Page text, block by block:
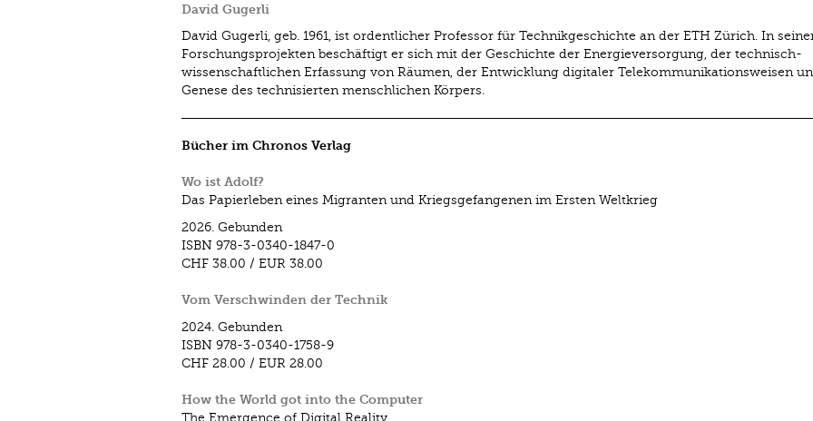
David Gugerli
David Gugerli, geb. 1961, ist ordentlicher Professor für Technikgeschichte an der ETH Zürich. In
Forschungsprojekten beschäftigt er sich mit der Geschichte der Energieversorgung, der technisch-
wissenschaftlichen Erfassung von Räumen, der Entwicklung digitaler Telekommunikationsweisen
Genese des technisierten menschlichen Körpers.
Bücher im Chronos Verlag
Wo ist Adolf?
Das Papierleben eines Migranten und Kriegsgefangenen im Ersten Weltkrieg
2026. Gebunden
ISBN 978-3-0340-1847-0
CHF 38.00 / EUR 38.00
Vom Verschwinden der Technik
2024. Gebunden
ISBN 978-3-0340-1758-9
CHF 28.00 / EUR 28.00
How the World got into the Computer
The Emergence of Digital Reality